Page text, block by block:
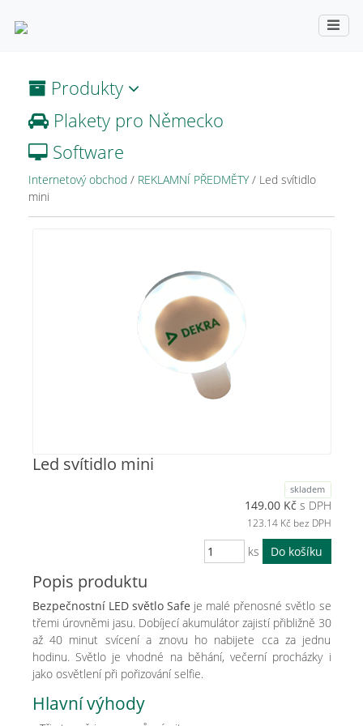
Produkty
Plakety pro Německo
Software
Internetový obchod / REKLAMNÍ PŘEDMĚTY/ Led svítidlo
mini
Led svítidlo mini
skladem
149.00Kč s DPH
123.14Kč bez DPH
ks
Popis produktu
Bezpečnostní LED světlo Safe je malé přenosné světlo se
třemi úrovněmi jasu. Dobíjecí akumulátor zajistí přibližně 30
až 40 minut svícení a znovu ho nabijete cca za jednu
hodinu. Světlo je vhodné na běhání, večerní procházky i
jako osvětlení při pořizování selfie.
Hlavní výhody